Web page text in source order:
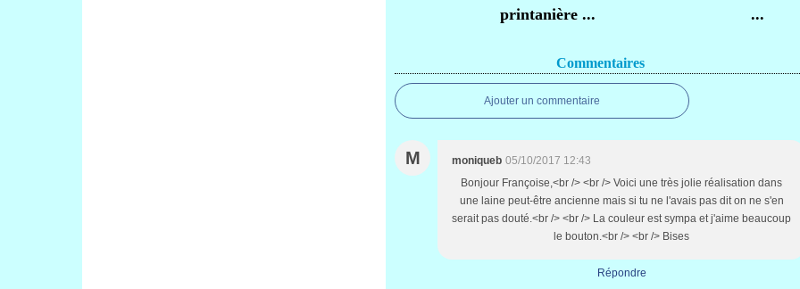
printanière ...
...
Commentaires
Ajouter un commentaire
M moniqueb 05/10/2017 12:43
Bonjour Françoise,<br /> <br /> Voici une très jolie réalisation dans
une laine peut-être ancienne mais si tu ne l'avais pas dit on ne s'en
serait pas douté.<br /> <br /> La couleur est sympa et j'aime beaucoup
le bouton.<br /> <br /> Bises
Répondre